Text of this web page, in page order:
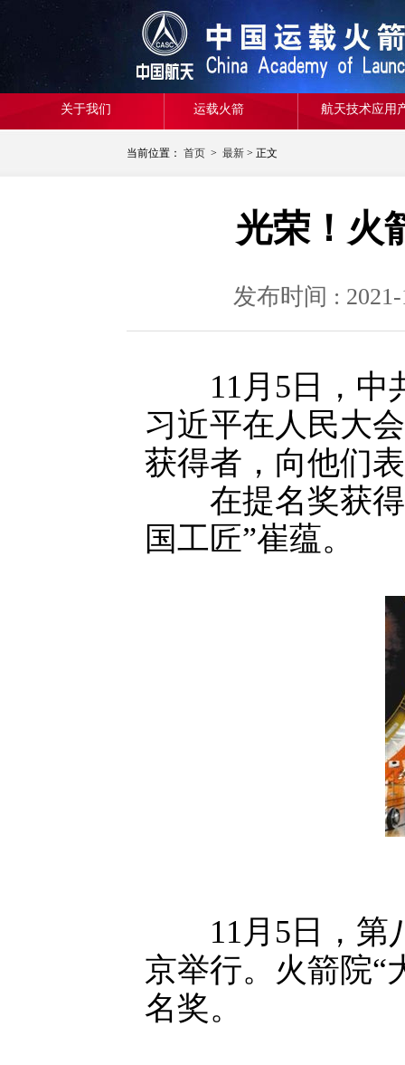
关于我们 运载火箭 航天技术应用
当前位置： 首页 > 最新 > 正文
光荣！火
发布时间 :
11月5日，中共
习近平在人民大
获得者，向他们
在提名奖获得
国工匠”崔蕴。
11月5日，第八
京举行。火箭院“
名奖。